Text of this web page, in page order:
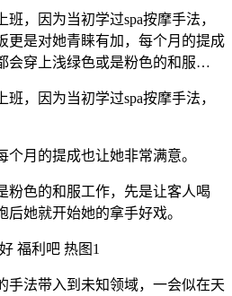
，因为当初学过spa按摩手法，
更是对她青睐有加，每个月的提成
会穿上浅绿色或是粉色的和服…
，因为当初学过spa按摩手法，
月的提成也让她非常满意。
粉色的和服工作，先是让客人喝
她就开始她的拿手好戏。
手法带入到未知领域，一会似在天